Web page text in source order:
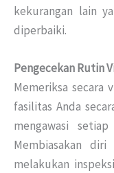
kekurangan lain
diperbaiki.
Pengecekan Rutin
Memeriksa secara
fasilitas Anda
mengawasi
Membiasakan
melakukan